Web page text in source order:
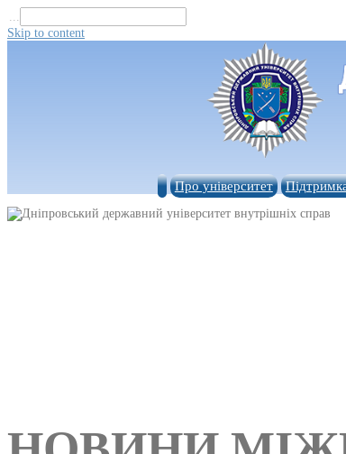
...
Skip to content
Про університет